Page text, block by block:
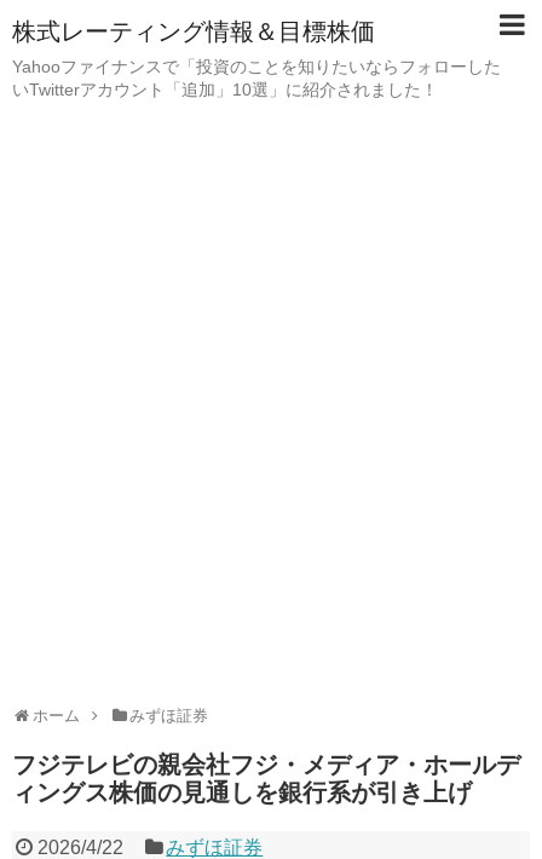
株式レーティング情報＆目標株価
Yahooファイナンスで「投資のことを知りたいならフォローした
いTwitterアカウント「追加」10選」に紹介されました！
ホーム みずほ証券
フジテレビの親会社フジ・メディア・ホールデ
ィングス株価の見通しを銀行系が引き上げ
2026/4/22 みずほ証券